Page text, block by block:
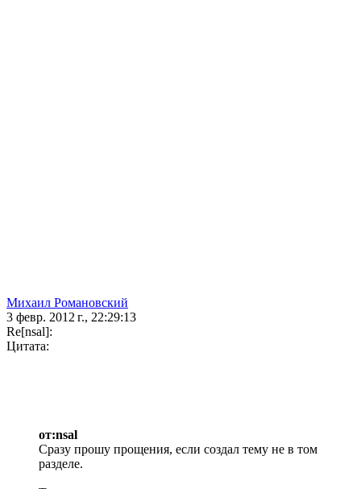
Михаил Романовский
3 февр. 2012 г., 22:29:13
Re[nsal]:
Цитата:
от:nsal
Сразу прошу прощения, если создал тему не в том
разделе.